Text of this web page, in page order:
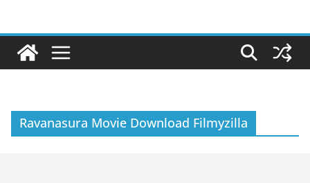
content
Ravanasura Movie Download Filmyzilla